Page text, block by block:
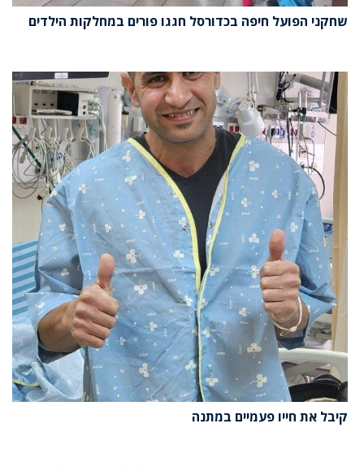
שחקני הפועל חיפה בכדורסל חגגו פורים במחלקות הילדים
קיבל את חייו פעמיים במתנה